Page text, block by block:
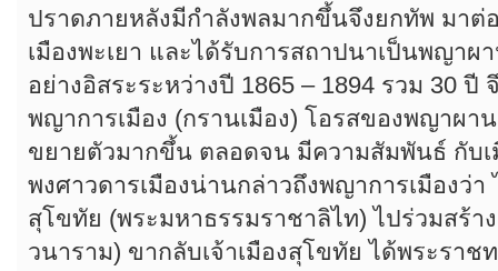
ปราดภายหลังมีกำลังพลมากขึ้นจึงยกทัพ มา
เมืองพะเยา และได้รับการสถาปนาเป็นพญาผ
อย่างอิสระระหว่างปี 1865 – 1894 รวม 30 ปี
พญาการเมือง (กรานเมือง) โอรสของพญาผา
ขยายตัวมากขึ้น ตลอดจน มีความสัมพันธ์ กับ
พงศาวดารเมืองน่านกล่าวถึงพญาการเมืองว่า
สุโขทัย (พระมหาธรรมราชาลิไท) ไปร่วมสร้า
วนาราม) ขากลับเจ้าเมืองสุโขทัย ได้พระราช